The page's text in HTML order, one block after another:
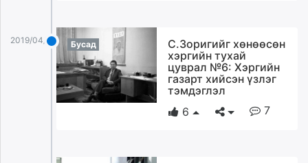
2019/04/08 Бусад
С.Зоригийг хөнөөсөн
хэргийн тухай
цуврал №6: Хэргийн
газарт хийсэн үзлэг
тэмдэглэл
6
7